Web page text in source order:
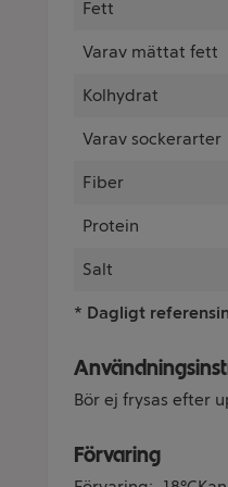
Fett
Varav mättat fett
Kolhydrat
Varav sockerarter
Fiber
Protein
Salt
* Dagligt
Bör ej frysas efter
Förvaring